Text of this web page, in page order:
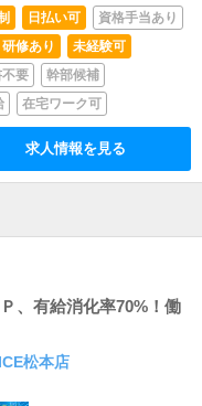
日払い可
資格手当あり
研修あり
未経験可
不要
幹部候補
在宅ワーク可
求人情報を見る
、有給消化率70%！働
松本店